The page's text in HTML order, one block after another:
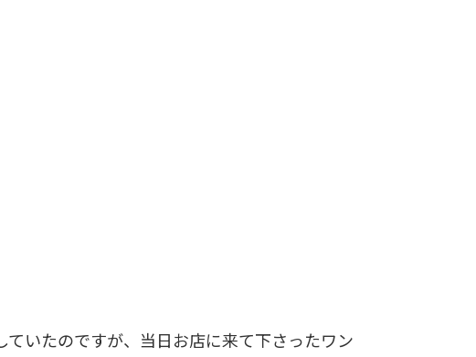
いたのですが、当日お店に来て下さったワン